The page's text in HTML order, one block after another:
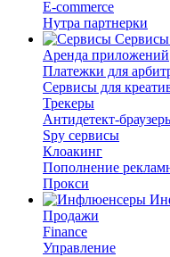
E-commerce
Нутра партнерки
Сервисы
Аренда приложений
Платежки для
Сервисы для
Трекеры
Антидетект-
Spy сервисы
Клоакинг
Пополнение
Прокси
Продажи
Finance
Управление